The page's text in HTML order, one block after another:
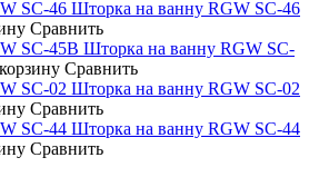
Шторка на ванну RGW SC-46
Сравнить
Шторка на ванну RGW SC-
Сравнить
Шторка на ванну RGW SC-02
Сравнить
Шторка на ванну RGW SC-44
Сравнить